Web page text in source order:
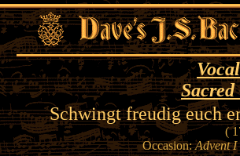
Sacred
Schwingt freudig euch
(
Occasion:Advent I